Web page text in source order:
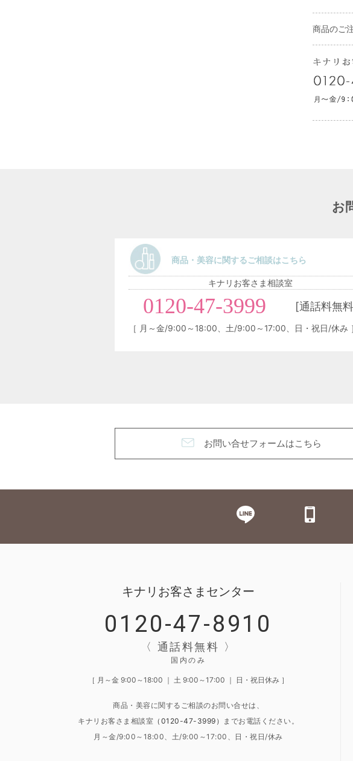
商品のご
お
商品・美容に関するご相談はこちら
キナリお客さま相談室
0120-47-3999 [通話料無
［ 月～金/9:00～18:00、土/9:00～17:00、日・祝日/休み
お問い合せフォームはこちら
キナリお客さまセンター
0120-47-8910
〈 通話料無料 〉
国内のみ
［ 月～金 9:00～18:00 ｜ 土 9:00～17:00 ｜ 日・祝日休み ］
商品・美容に関するご相談のお問い合せは、
キナリお客さま相談室 （0120-47-3999） までお電話ください。
月～金/9:00～18:00、土/9:00～17:00、日・祝日/休み